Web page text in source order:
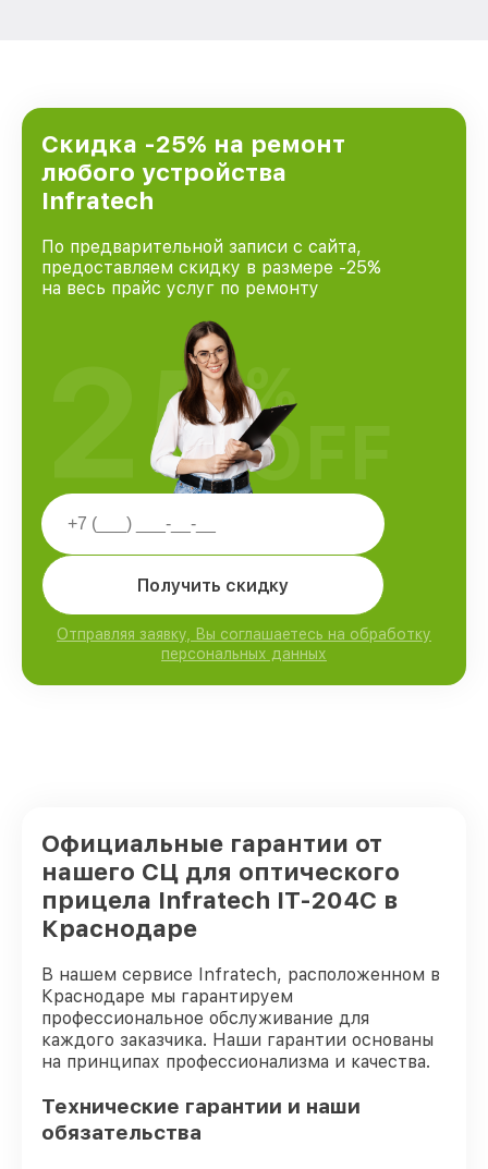
Скидка -25% на ремонт
любого устройства
Infratech
По предварительной записи с сайта,
предоставляем скидку в размере -25%
на весь прайс услуг по ремонту
Получить скидку
Отправляя заявку, Вы соглашаетесь на обработку
персональных данных
25%
OFF
Официальные гарантии от
нашего СЦ для оптического
прицела Infratech IT-204C в
Краснодаре
В нашем сервисе Infratech, расположенном в
Краснодаре мы гарантируем
профессиональное обслуживание для
каждого заказчика. Наши гарантии основаны
на принципах профессионализма и качества.
Технические гарантии и наши
обязательства